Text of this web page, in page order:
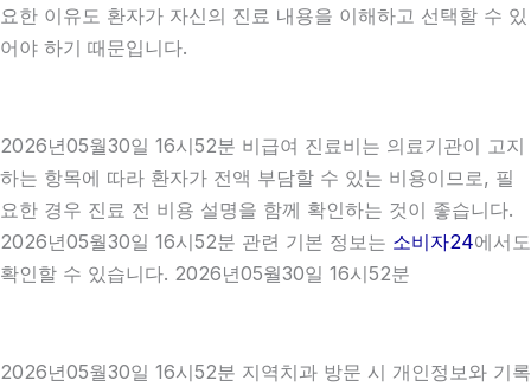
요한 이유도 환자가 자신의 진료 내용을 이해하고 선택할 수 있
어야 하기 때문입니다.
2026년05월30일 16시52분 비급여 진료비는 의료기관이 고지
하는 항목에 따라 환자가 전액 부담할 수 있는 비용이므로, 필
요한 경우 진료 전 비용 설명을 함께 확인하는 것이 좋습니다.
2026년05월30일 16시52분 관련 기본 정보는 소비자24에서도
확인할 수 있습니다. 2026년05월30일 16시52분
2026년05월30일 16시52분 지역치과 방문 시 개인정보와 기록